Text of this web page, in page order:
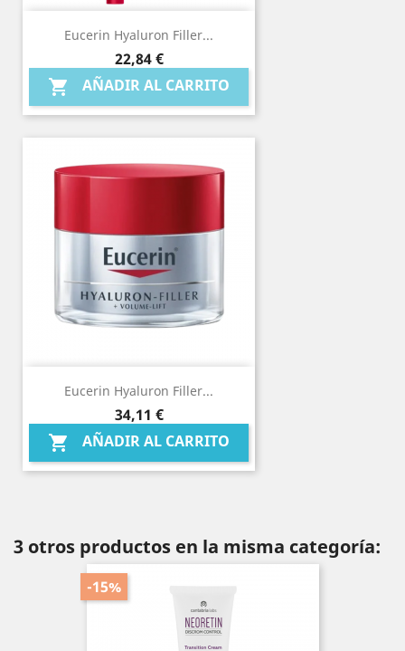
Eucerin Hyaluron Filler...
Precio
22,84 €
 AÑADIR AL CARRITO
Eucerin Hyaluron Filler...
Precio
34,11 €
 AÑADIR AL CARRITO
3 otros productos en la misma categoría:
-15%